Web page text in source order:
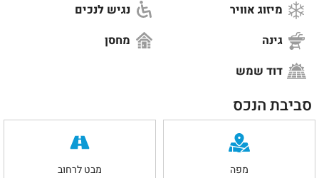
מיזוג אוויר
נגיש לנכים
גינה
מחסן
דוד שמש
סביבת הנכס
מפה מבט לרחוב